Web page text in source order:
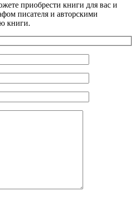
приобрести книги для вас и
писателя и авторскими
книги.